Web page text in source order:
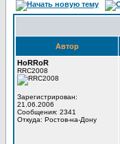
Автор
HoRRoR
RRC2008
Зарегистрирован:
21.06.2006
Сообщения: 2341
Откуда: Ростов-на-Дону